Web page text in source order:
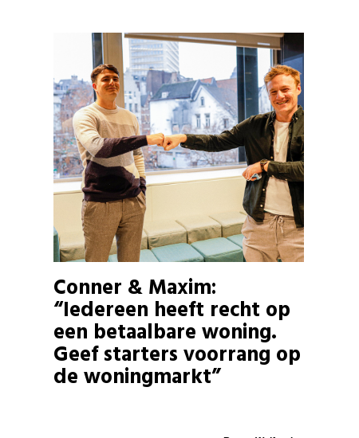
Conner & Maxim:
“Iedereen heeft recht op
een betaalbare woning.
Geef starters voorrang op
de woningmarkt”